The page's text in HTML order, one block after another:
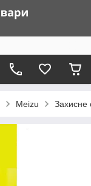
Meizu Захисне